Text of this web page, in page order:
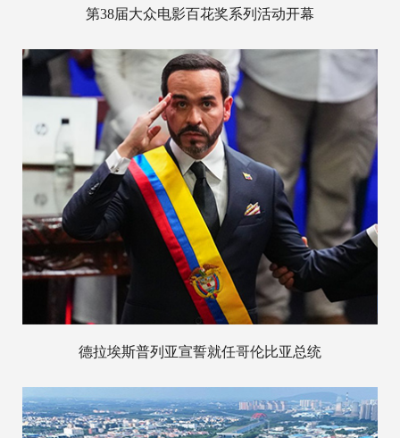
第38届大众电影百花奖系列活动开幕
德拉埃斯普列亚宣誓就任哥伦比亚总统